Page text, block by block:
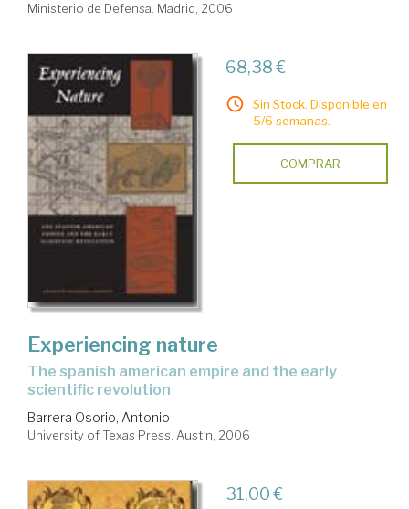
Ministerio de Defensa. Madrid, 2006
68,38 €
Sin Stock. Disponible en
5/6 semanas.
COMPRAR
Experiencing nature
the spanish american empire and the early
scientific revolution
Barrera Osorio, Antonio
University of Texas Press. Austin, 2006
31,00 €